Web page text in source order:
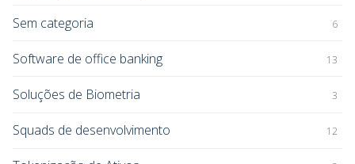
Sem categoria 6
Software de office banking 13
Soluções de Biometria 3
Squads de desenvolvimento 12